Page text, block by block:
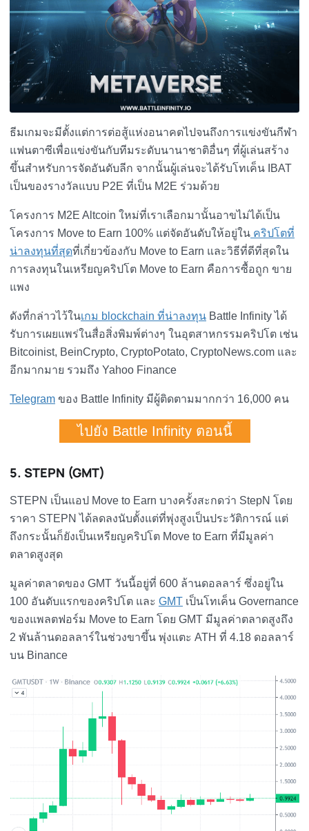
ธีมเกมจะมีตั้งแต่การต่อสู้แห่งอนาคตไปจนถึงการแข่งขันกีฬา
แฟนตาซีเพื่อแข่งขันกับทีมระดับนานาชาติอื่นๆ ที่ผู้เล่นสร้าง
ขึ้นสำหรับการจัดอันดับลีก จากนั้นผู้เล่นจะได้รับโทเค็น IBAT
เป็นของรางวัลแบบ P2E ที่เป็น M2E ร่วมด้วย
โครงการ M2E Altcoin ใหม่ที่เราเลือกมานั้นอาขไม่ได้เป็น
โครงการ Move to Earn 100% แต่จัดอันดับให้อยู่ใน คริปโตที่
น่าลงทุนที่สุดที่เกี่ยวข้องกับ Move to Earn และวิธีที่ดีที่สุดใน
การลงทุนในเหรียญคริปโต Move to Earn คือการซื้อถูก ขาย
แพง
ดังที่กล่าวไว้ในเกม blockchain ที่น่าลงทุน Battle Infinity ได้
รับการเผยแพร่ในสื่อสิ่งพิมพ์ต่างๆ ในอุตสาหกรรมคริปโต เช่น
Bitcoinist, BeinCrypto, CryptoPotato, CryptoNews.com และ
อีกมากมาย รวมถึง Yahoo Finance
Telegram ของ Battle Infinity มีผู้ติดตามมากกว่า 16,000 คน
ไปยัง Battle Infinity ตอนนี้
5. STEPN (GMT)
STEPN เป็นแอป Move to Earn บางครั้งสะกดว่า StepN โดย
ราคา STEPN ได้ลดลงนับตั้งแต่ที่พุ่งสูงเป็นประวัติการณ์ แต่
ถึงกระนั้นก็ยังเป็นเหรียญคริปโต Move to Earn ที่มีมูลค่า
ตลาดสูงสุด
มูลค่าตลาดของ GMT วันนี้อยู่ที่ 600 ล้านดอลลาร์ ซึ่งอยู่ใน
100 อันดับแรกของคริปโต และ GMT เป็นโทเค็น Governance
ของแพลตฟอร์ม Move to Earn โดย GMT มีมูลค่าตลาดสูงถึง
2 พันล้านดอลลาร์ในช่วงขาขึ้น พุ่งแตะ ATH ที่ 4.18 ดอลลาร์
บน Binance